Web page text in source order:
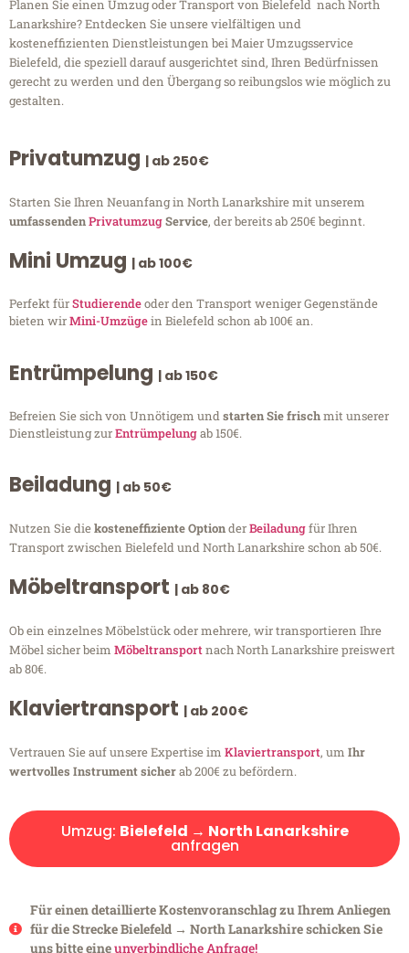
Planen Sie einen Umzug oder Transport von Bielefeld nach North
Lanarkshire? Entdecken Sie unsere vielfältigen und
kosteneffizienten Dienstleistungen bei Maier Umzugsservice
Bielefeld, die speziell darauf ausgerichtet sind, Ihren Bedürfnissen
gerecht zu werden und den Übergang so reibungslos wie möglich zu
gestalten.
Privatumzug | ab 250€
Starten Sie Ihren Neuanfang in North Lanarkshire mit unserem
umfassendenPrivatumzugService, der bereits ab 250€ beginnt.
Mini Umzug | ab 100€
Perfekt fürStudierendeoder den Transport weniger Gegenstände
bieten wirMini-Umzügein Bielefeld schon ab 100€ an.
Entrümpelung | ab 150€
Befreien Sie sich von Unnötigem undstarten Sie frischmit unserer
Dienstleistung zurEntrümpelungab 150€.
Beiladung | ab 50€
Nutzen Sie diekosteneffiziente OptionderBeiladungfür Ihren
Transport zwischen Bielefeld und North Lanarkshire schon ab 50€.
Möbeltransport | ab 80€
Ob ein einzelnes Möbelstück oder mehrere, wir transportieren Ihre
Möbel sicher beim Möbeltransportnach North Lanarkshire preiswert
ab 80€.
Klaviertransport | ab 200€
Vertrauen Sie auf unsere Expertise im Klaviertransport, um Ihr
wertvolles Instrument sicherab 200€ zu befördern.
Umzug: Bielefeld → North Lanarkshire
anfragen
Für einen detaillierte Kostenvoranschlag zu Ihrem Anliegen
für die Strecke Bielefeld → North Lanarkshire schicken Sie
uns bitte eineunverbindliche Anfrage!